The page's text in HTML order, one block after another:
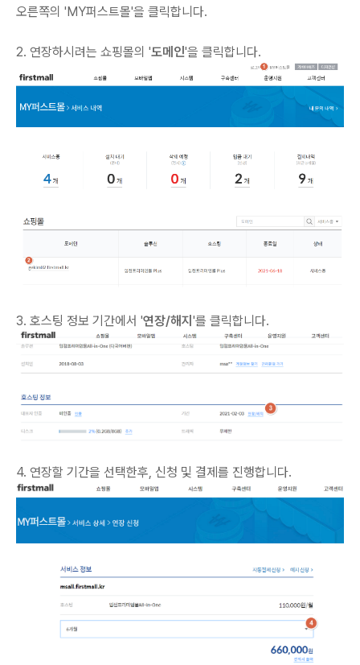
오른쪽의 'MY퍼스트몰'을 클릭합니다.
2. 연장하시려는 쇼핑몰의 '도메인'을 클릭합니다.
3. 호스팅 정보 기간에서 '연장/해지 '를 클릭합니다.
4. 연장할 기간을 선택한후, 신청 및 결제를 진행합니다.